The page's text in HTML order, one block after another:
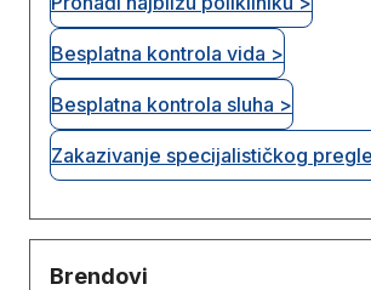
Besplatna kontrola vida >
Besplatna kontrola sluha >
Zakazivanje specijalističkog
Brendovi